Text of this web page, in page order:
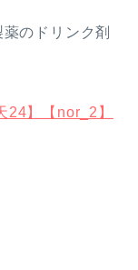
のドリンク剤
24】【nor_2】